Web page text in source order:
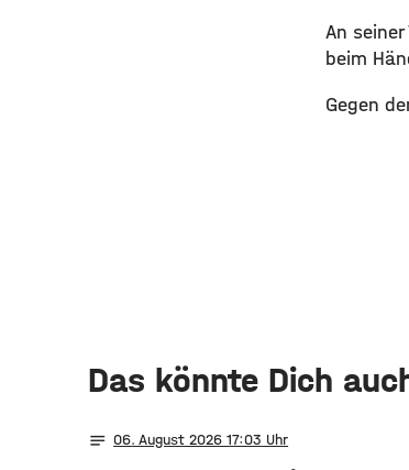
An
beim
Gegen
Das könnte Dich
notes 06. August 2026 17:03